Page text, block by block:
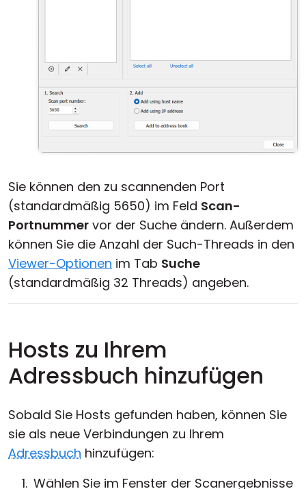
Sie können den zu scannenden Port
(standardmäßig 5650) im Feld Scan-
Portnummer vor der Suche ändern. Außerdem
können Sie die Anzahl der Such-Threads in den
Viewer-Optionen im Tab Suche
(standardmäßig 32 Threads) angeben.
Hosts zu Ihrem
Adressbuch hinzufügen
Sobald Sie Hosts gefunden haben, können Sie
sie als neue Verbindungen zu Ihrem
Adressbuch hinzufügen:
Wählen Sie im Fenster der Scanergebnisse